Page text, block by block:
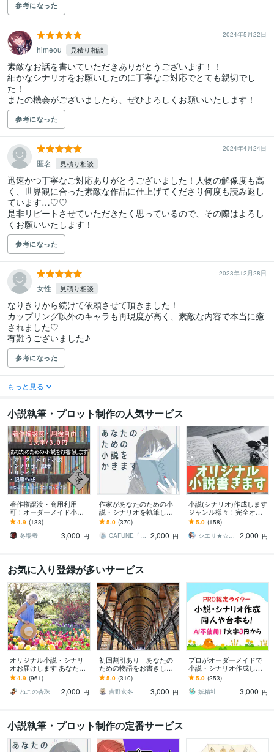
参考になった
2024年5月22日
himeou 見積り相談
素敵なお話を書いていただきありがとうございます！！
細かなシナリオをお願いしたのに丁寧なご対応でとても親切でし
た！
参考になった
2024年4月24日
匿名 見積り相談
迅速かつ丁寧なご対応ありがとうございました！人物の解像度も高
く、世界観に合った素敵な作品に仕上げてくださり何度も読み返し
ています…♡♡
是非リピートさせていただきたく思っているので、その際はよろし
くお願いいたします！
参考になった
2023年12月28日
女性 見積り相談
なりきりから続けて依頼させて頂きました！
カップリング以外のキャラも再現度が高く、素敵な内容で本当に癒
されました♡
有難うございました♪
参考になった
もっと見る
小説執筆・プロット制作の人気サービス
著作権譲渡・商用利用
可！オーダーメイド小説
書きます 小説、シナリ
オ、リライト、記事作
成。純文学からラノベま
4.9 (133)
冬場蚕
3,000 円
作家があなたのための小
説・シナリオを執筆しま
す ✴︎実績300以上✴︎小説・
シナリオ・プロット執筆
いたします
5.0 (370)
CAFUNE「カフネ」 2,000 円
小説(シナリオ)作成します
ジャンル様々！完全オリ
ジナルから夢小説までO
K！
5.0 (158)
シエリ★☆web·シナリオライター
2,000 円
お気に入り登録が多いサービス
オリジナル小説・シナリ
オお届けします あなたの
物語を形に！小説で夢を
叶えるヒーリングメソッ
ド
4.9 (961)
ねこの杏珠
2,000 円
初回割引あり あなたの
ための物語をお書きしま
す 300件以上の実績 受賞
経験あり どんな文章でも
OK
5.0 (310)
吉野玄冬
3,000 円
プロがオーダーメイドで
小説・シナリオ作成しま
す 夢小説、短編小説、プ
ロット、シナリオ、同
人、台本作成も！
5.0 (253)
妖精社
3,000 円
小説執筆・プロット制作の定番サービス